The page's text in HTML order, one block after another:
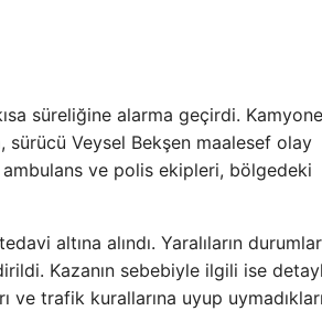
süreliğine alarma geçirdi.
Veysel Bekşen maalesef olay
ambulans ve polis ekipleri, bölgedeki
altına alındı. Yaralıların
Kazanın sebebiyle ilgili ise
trafik kurallarına uyup uymadıkları